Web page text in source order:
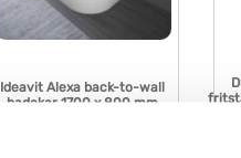
Ideavit Alexa back-to-wall
badekar 1700 x 800 mm